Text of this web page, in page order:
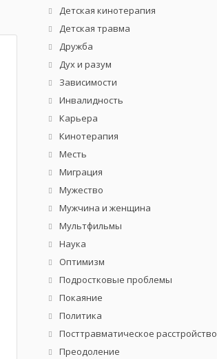
Детская кинотерапия
Детская травма
Дружба
Дух и разум
Зависимости
Инвалидность
Карьера
Кинотерапия
Месть
Миграция
Мужество
Мужчина и женщина
Мультфильмы
Наука
Оптимизм
Подростковые проблемы
Покаяние
Политика
Посттравматическое расстройство
Преодоление